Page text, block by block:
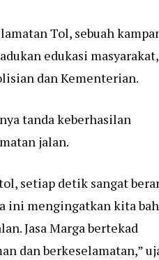
Tol, sebuah
edukasi masyarakat,
dan Kementerian.
tanda keberhasilan
jalan.
setiap detik sangat
ini mengingatkan kita
Jasa Marga bertekad
dan berkeselamatan,”